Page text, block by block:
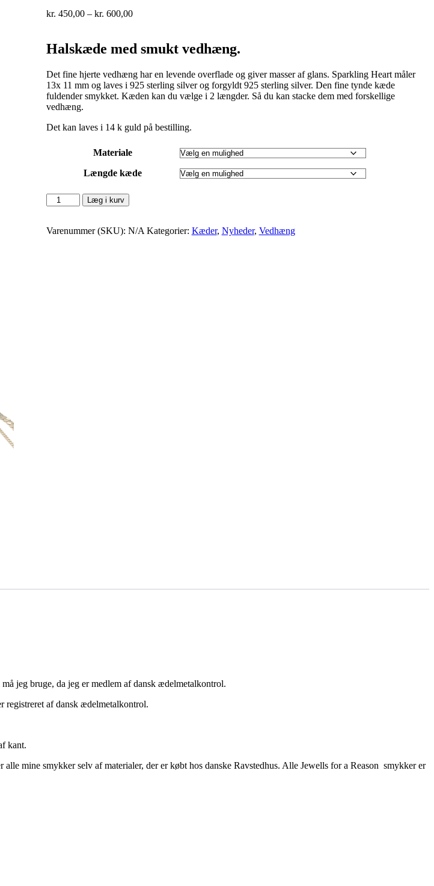
kr. 450,00 – kr. 600,00Prisinterval:
kr. 600,00
Halskæde med smukt vedhæng.
Det fine hjerte vedhæng har en levende overflade og giver masser af glans. Sparkling Heart måler
13x 11 mm og laves i 925 sterling silver og forgyldt 925 sterling silver. Den fine tynde kæde
fuldender smykket. Kæden kan du vælge i 2 længder. Så du kan stacke dem med forskellige
vedhæng.
Det kan laves i 14 k guld på bestilling.
Materiale
Længde kæde
Sparkling
Heart
Læg i kurv
Varenummer (SKU): N/A Kategorier: Kæder, Nyheder, Vedhæng
jeg bruge, da jeg er medlem af dansk ædelmetalkontrol.
registreret af dansk ædelmetalkontrol.
kant.
mine smykker selv af materialer, der er købt hos danske Ravstedhus. Alle Jewells for a Reason smykker er